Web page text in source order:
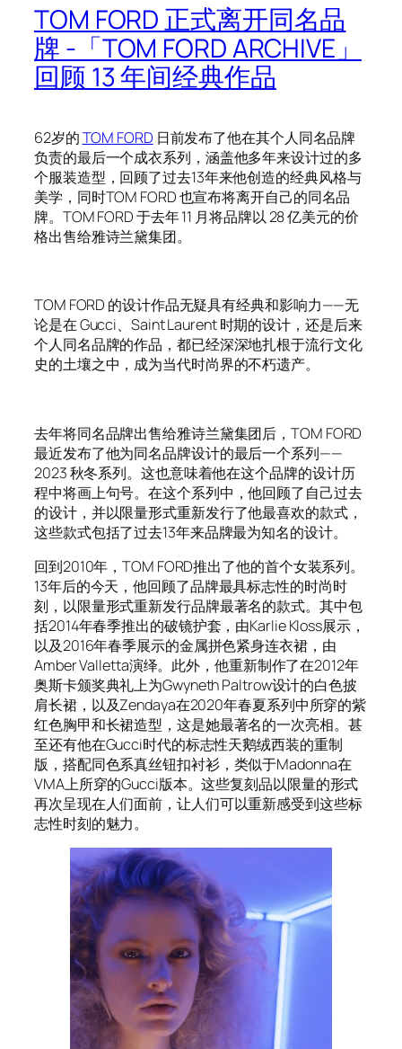
TOM FORD 正式离开同名品
牌 -「TOM FORD ARCHIVE」
回顾 13 年间经典作品
62岁的TOM FORD 日前发布了他在其个人同名品牌
负责的最后一个成衣系列，涵盖他多年来设计过的多
个服装造型，回顾了过去13年来他创造的经典风格与
美学，同时TOM FORD 也宣布将离开自己的同名品
牌。TOM FORD 于去年 11 月将品牌以 28 亿美元的价
格出售给雅诗兰黛集团。
TOM FORD 的设计作品无疑具有经典和影响力——无
论是在 Gucci、Saint Laurent 时期的设计，还是后来
个人同名品牌的作品，都已经深深地扎根于流行文化
史的土壤之中，成为当代时尚界的不朽遗产。
去年将同名品牌出售给雅诗兰黛集团后，TOM FORD
最近发布了他为同名品牌设计的最后一个系列——
2023 秋冬系列。这也意味着他在这个品牌的设计历
程中将画上句号。在这个系列中，他回顾了自己过去
的设计，并以限量形式重新发行了他最喜欢的款式，
这些款式包括了过去13年来品牌最为知名的设计。
回到2010年，TOM FORD推出了他的首个女装系列。
13年后的今天，他回顾了品牌最具标志性的时尚时
刻，以限量形式重新发行品牌最著名的款式。其中包
括2014年春季推出的破镜护套，由Karlie Kloss展示，
以及2016年春季展示的金属拼色紧身连衣裙，由
Amber Valletta演绎。此外，他重新制作了在2012年
奥斯卡颁奖典礼上为Gwyneth Paltrow设计的白色披
肩长裙，以及Zendaya在2020年春夏系列中所穿的紫
红色胸甲和长裙造型，这是她最著名的一次亮相。甚
至还有他在Gucci时代的标志性天鹅绒西装的重制
版，搭配同色系真丝钮扣衬衫，类似于Madonna在
VMA上所穿的Gucci版本。这些复刻品以限量的形式
再次呈现在人们面前，让人们可以重新感受到这些标
志性时刻的魅力。